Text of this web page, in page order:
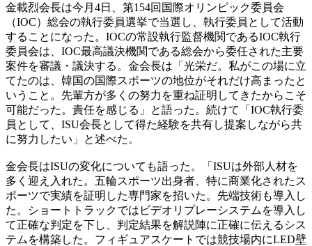
金載烈会長は今月4日、第154回国際オリンピック委員会
（IOC）総会の執行委員選挙で当選し、執行委員として活動
することになった。IOCの常設執行監督機関であるIOC執行
委員会は、IOC最高議決機関である総会から委任された主要
案件を審議・議決する。金会長は「光栄だ。私がこの場に立
てたのは、韓国の国際スポーツの地位がそれだけ高まったと
いうこと。先輩方が多くの努力を重ね証明してきたからこそ
可能だった。責任を感じる」と語った。続けて「IOC執行委
員として、ISU会長として得た経験を共有し提案しながら共
に努力したい」と述べた。
金会長はISUの変化についても語った。「ISUは外部人材を
多く迎え入れた。五輪スポーツ出身者、特に商業化されたス
ポーツで実績を証明した専門家を招いた。先端技術も導入し
た。ショートトラックではビデオリプレーシステムを導入し
て正確な判定を下し、判定結果を解説陣に正確に伝えるシス
テムを構築した。フィギュアスケートでは競技場内にLED壁